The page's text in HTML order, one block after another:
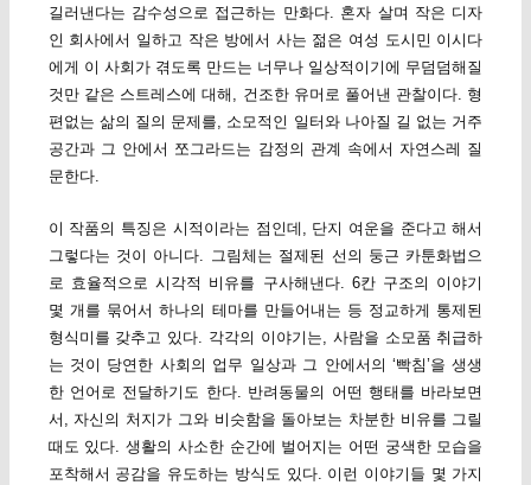
길러낸다는 감수성으로 접근하는 만화다. 혼자 살며 작은 디자
인 회사에서 일하고 작은 방에서 사는 젊은 여성 도시민 이시다
에게 이 사회가 겪도록 만드는 너무나 일상적이기에 무덤덤해질
것만 같은 스트레스에 대해, 건조한 유머로 풀어낸 관찰이다. 형
편없는 삶의 질의 문제를, 소모적인 일터와 나아질 길 없는 거주
공간과 그 안에서 쪼그라드는 감정의 관계 속에서 자연스레 질
문한다.
이 작품의 특징은 시적이라는 점인데, 단지 여운을 준다고 해서
그렇다는 것이 아니다. 그림체는 절제된 선의 둥근 카툰화법으
로 효율적으로 시각적 비유를 구사해낸다. 6칸 구조의 이야기
몇 개를 묶어서 하나의 테마를 만들어내는 등 정교하게 통제된
형식미를 갖추고 있다. 각각의 이야기는, 사람을 소모품 취급하
는 것이 당연한 사회의 업무 일상과 그 안에서의 ‘빡침’을 생생
한 언어로 전달하기도 한다. 반려동물의 어떤 행태를 바라보면
서, 자신의 처지가 그와 비슷함을 돌아보는 차분한 비유를 그릴
때도 있다. 생활의 사소한 순간에 벌어지는 어떤 궁색한 모습을
포착해서 공감을 유도하는 방식도 있다. 이런 이야기들 몇 가지